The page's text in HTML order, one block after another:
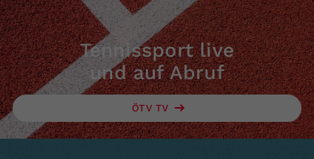
Tennissport live
und auf Abruf
ÖTV TV